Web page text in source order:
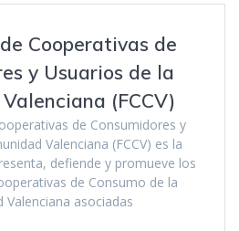
Cooperativas de
y Usuarios de la
(FCCV)
de Consumidores y
Valenciana (FCCV) es la
defiende y promueve los
de Consumo de la
Valenciana asociadas